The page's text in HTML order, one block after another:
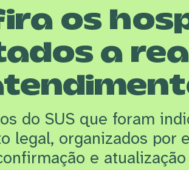
os
a
do SUS que foram
legal, organizados por
e